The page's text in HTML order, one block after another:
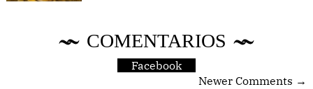
COMENTARIOS
Facebook
Newer Comments →